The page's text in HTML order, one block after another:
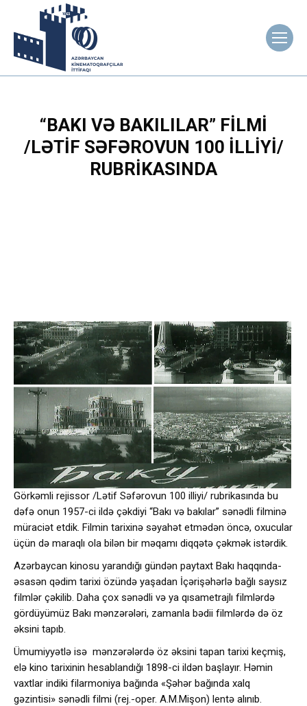
“BAKI VƏ BAKILILAR” FILMI
/LƏTIF SƏFƏROVUN 100 ILLIYI/
RUBRIKASINDA
Görkəmli rejissor /Lətif Səfərovun 100 illiyi/ rubrikasında bu
dəfə onun 1957-ci ildə çəkdiyi “Bakı və bakılar” sənədli filminə
müraciət etdik. Filmin tarixinə səyahət etmədən öncə, oxucular
üçün də maraqlı ola bilən bir məqamı diqqətə çəkmək istərdik.
Azərbaycan kinosu yarandığı gündən paytaxt Bakı haqqında-
əsasən qədim tarixi özündə yaşadan İçərişəhərlə bağlı saysız
filmlər çəkilib. Daha çox sənədli və ya qısametrajlı filmlərdə
gördüyümüz Bakı mənzərələri, zamanla bədii filmlərdə də öz
əksini tapıb.
Ümumiyyətlə isə mənzərələrdə öz əksini tapan tarixi keçmiş,
elə kino tarixinin hesablandığı 1898-ci ildən başlayır. Həmin
vaxtlar indiki filarmoniya bağında «Şəhər bağında xalq
gəzintisi» sənədli filmi (rej.-oper. A.M.Mişon) lentə alınıb.